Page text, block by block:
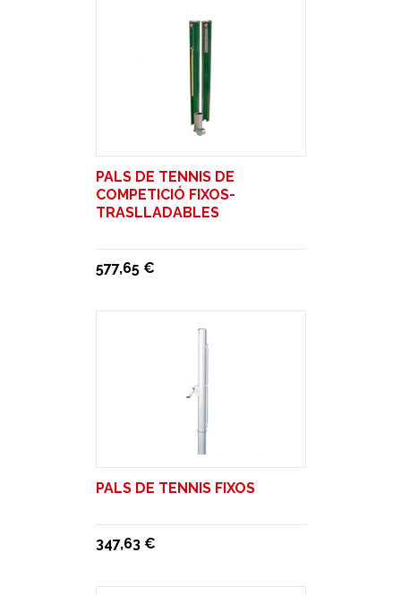
PALS DE TENNIS DE
COMPETICIÓ FIXOS-
TRASLLADABLES
577,65 €
PALS DE TENNIS FIXOS
347,63 €